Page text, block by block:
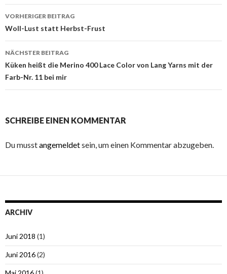
Beitrags-
Navigation
VORHERIGER BEITRAG
Woll-Lust statt Herbst-Frust
NÄCHSTER BEITRAG
Küken heißt die Merino 400 Lace Color von Lang Yarns mit der
Farb-Nr. 11 bei mir
SCHREIBE EINEN KOMMENTAR
Du musstangemeldetsein, um einen Kommentar abzugeben.
ARCHIV
Juni 2018 (1)
Juni 2016(2)